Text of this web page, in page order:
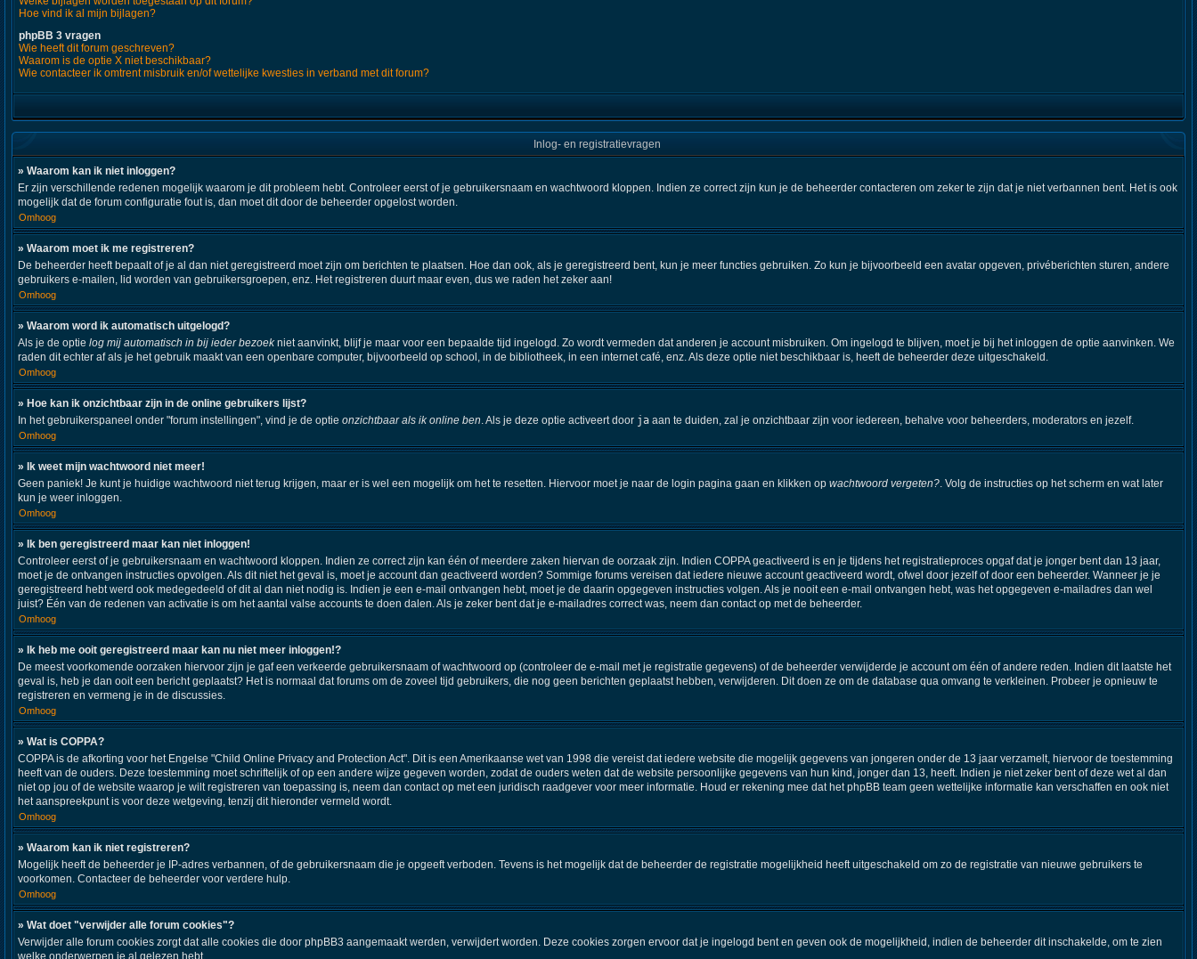
Hoe vind ik al mijn bijlagen?
phpBB 3 vragen
Wie heeft dit forum geschreven?
Waarom is de optie X niet beschikbaar?
Wie contacteer ik omtrent misbruik en/of wettelijke kwesties in verband met dit forum?
Inlog- en registratievragen
» Waarom kan ik niet inloggen?
Er zijn verschillende redenen mogelijk waarom je dit probleem hebt. Controleer eerst of je gebruikersnaam en wachtwoord kloppen. Indien ze correct zijn kun je de beheerder contacteren om zeker te zijn dat je niet verbannen bent. Het is ook
mogelijk dat de forum configuratie fout is, dan moet dit door de beheerder opgelost worden.
Omhoog
» Waarom moet ik me registreren?
De beheerder heeft bepaalt of je al dan niet geregistreerd moet zijn om berichten te plaatsen. Hoe dan ook, als je geregistreerd bent, kun je meer functies gebruiken. Zo kun je bijvoorbeeld een avatar opgeven, privéberichten sturen, andere
gebruikers e-mailen, lid worden van gebruikersgroepen, enz. Het registreren duurt maar even, dus we raden het zeker aan!
Omhoog
» Waarom word ik automatisch uitgelogd?
Als je de optie log mij automatisch in bij ieder bezoekniet aanvinkt, blijf je maar voor een bepaalde tijd ingelogd. Zo wordt vermeden dat anderen je account misbruiken. Om ingelogd te blijven, moet je bij het inloggen de optie aanvinken. We
raden dit echter af als je het gebruik maakt van een openbare computer, bijvoorbeeld op school, in de bibliotheek, in een internet café, enz. Als deze optie niet beschikbaar is, heeft de beheerder deze uitgeschakeld.
Omhoog
» Hoe kan ik onzichtbaar zijn in de online gebruikers lijst?
In het gebruikerspaneel onder "forum instellingen", vind je de optie onzichtbaar als ik online ben. Als je deze optie activeert door ja aan te duiden, zal je onzichtbaar zijn voor iedereen, behalve voor beheerders, moderators en jezelf.
Omhoog
» Ik weet mijn wachtwoord niet meer!
Geen paniek! Je kunt je huidige wachtwoord niet terug krijgen, maar er is wel een mogelijk om het te resetten. Hiervoor moet je naar de login pagina gaan en klikken op wachtwoord vergeten?. Volg de instructies op het scherm en wat later
kun je weer inloggen.
Omhoog
» Ik ben geregistreerd maar kan niet inloggen!
Controleer eerst of je gebruikersnaam en wachtwoord kloppen. Indien ze correct zijn kan één of meerdere zaken hiervan de oorzaak zijn. Indien COPPA geactiveerd is en je tijdens het registratieproces opgaf dat je jonger bent dan 13 jaar,
moet je de ontvangen instructies opvolgen. Als dit niet het geval is, moet je account dan geactiveerd worden? Sommige forums vereisen dat iedere nieuwe account geactiveerd wordt, ofwel door jezelf of door een beheerder. Wanneer je je
geregistreerd hebt werd ook medegedeeld of dit al dan niet nodig is. Indien je een e-mail ontvangen hebt, moet je de daarin opgegeven instructies volgen. Als je nooit een e-mail ontvangen hebt, was het opgegeven e-mailadres dan wel
juist? Één van de redenen van activatie is om het aantal valse accounts te doen dalen. Als je zeker bent dat je e-mailadres correct was, neem dan contact op met de beheerder.
Omhoog
» Ik heb me ooit geregistreerd maar kan nu niet meer inloggen!?
De meest voorkomende oorzaken hiervoor zijn je gaf een verkeerde gebruikersnaam of wachtwoord op (controleer de e-mail met je registratie gegevens) of de beheerder verwijderde je account om één of andere reden. Indien dit laatste het
geval is, heb je dan ooit een bericht geplaatst? Het is normaal dat forums om de zoveel tijd gebruikers, die nog geen berichten geplaatst hebben, verwijderen. Dit doen ze om de database qua omvang te verkleinen. Probeer je opnieuw te
registreren en vermeng je in de discussies.
Omhoog
» Wat is COPPA?
COPPA is de afkorting voor het Engelse "Child Online Privacy and Protection Act". Dit is een Amerikaanse wet van 1998 die vereist dat iedere website die mogelijk gegevens van jongeren onder de 13 jaar verzamelt, hiervoor de toestemming
heeft van de ouders. Deze toestemming moet schriftelijk of op een andere wijze gegeven worden, zodat de ouders weten dat de website persoonlijke gegevens van hun kind, jonger dan 13, heeft. Indien je niet zeker bent of deze wet al dan
niet op jou of de website waarop je wilt registreren van toepassing is, neem dan contact op met een juridisch raadgever voor meer informatie. Houd er rekening mee dat het phpBB team geen wettelijke informatie kan verschaffen en ook niet
het aanspreekpunt is voor deze wetgeving, tenzij dit hieronder vermeld wordt.
Omhoog
» Waarom kan ik niet registreren?
Mogelijk heeft de beheerder je IP-adres verbannen, of de gebruikersnaam die je opgeeft verboden. Tevens is het mogelijk dat de beheerder de registratie mogelijkheid heeft uitgeschakeld om zo de registratie van nieuwe gebruikers te
voorkomen. Contacteer de beheerder voor verdere hulp.
Omhoog
» Wat doet "verwijder alle forum cookies"?
Verwijder alle forum cookies zorgt dat alle cookies die door phpBB3 aangemaakt werden, verwijdert worden. Deze cookies zorgen ervoor dat je ingelogd bent en geven ook de mogelijkheid, indien de beheerder dit inschakelde, om te zien
welke onderwerpen je al gelezen hebt.